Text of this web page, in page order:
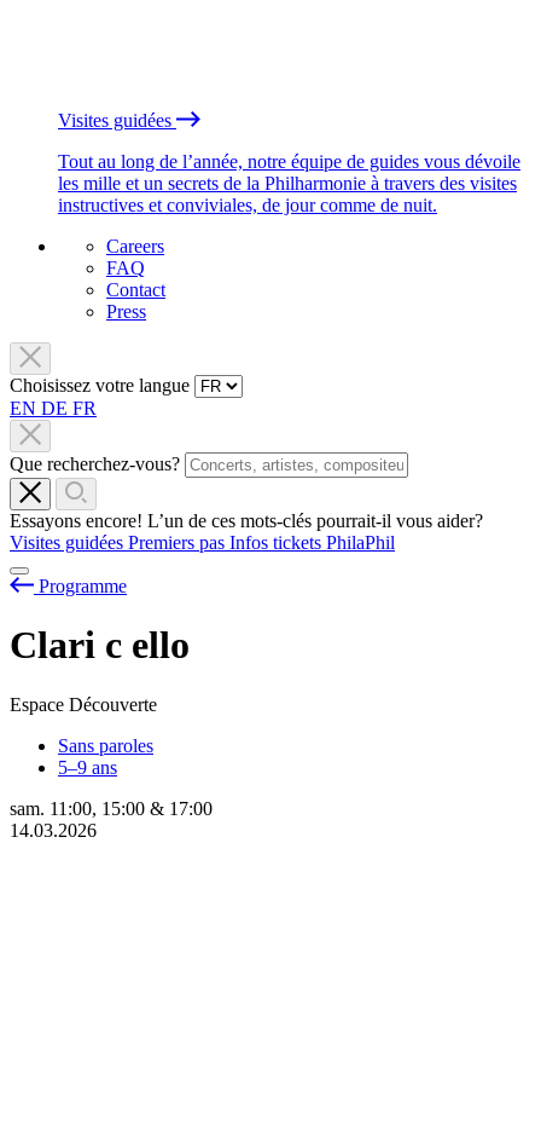
Visites guidées
Tout au long de l’année, notre équipe de guides vous dévoile
les mille et un secrets de la Philharmonie à travers des visites
instructives et conviviales, de jour comme de nuit.
Careers
FAQ
Contact
Press
Choisissez votre langue
EN DE FR
Que recherchez-vous?
Essayons encore! L’un de ces mots-clés pourrait-il vous aider?
Visites guidées Premiers pas Infos tickets PhilaPhil
Programme
Clari c ello
Espace Découverte
Sans paroles
5–9 ans
sam. 11:00, 15:00 & 17:00
14.03.2026